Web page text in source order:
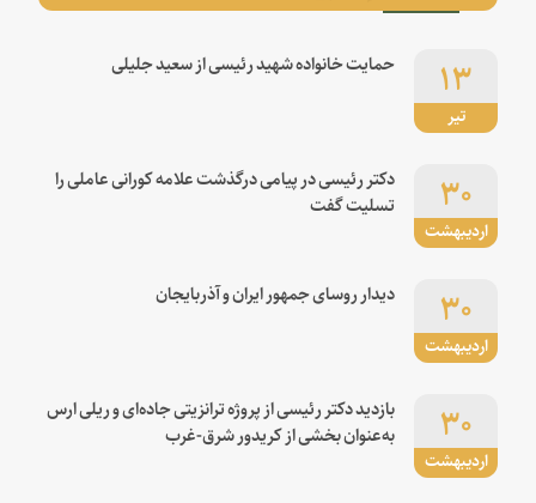
تیر
۱۳ حمایت خانواده شهید رئیسی از سعید جلیلی
اردیبهشت
۳۰
دکتر رئیسی در پیامی درگذشت علامه کورانی عاملی را
تسلیت گفت
اردیبهشت
۳۰ دیدار روسای جمهور ایران و آذربایجان
اردیبهشت
۳۰
بازدید دکتر رئیسی از پروژه ترانزیتی جاده‌ای و ریلی ارس
به‌عنوان بخشی از کریدور شرق-غرب